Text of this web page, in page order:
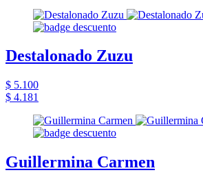
Destalonado Zuzu
$ 5.100
$ 4.181
Guillermina Carmen